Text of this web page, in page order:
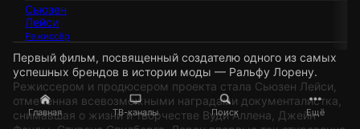
Главная ТВ-каналы Поиск Ещё
Сьюзен
Лейси
Режиссёр
Первый фильм, посвященный создателю одного из самых
успешных брендов в истории моды — Ральфу Лорену.
Режиссером и продюсером проекта стала Сьюзен Лейси,
отмеченная всевозможными наградами документалистка,
снимавшая о жизни и творчестве Вуди Аллена, Джейн